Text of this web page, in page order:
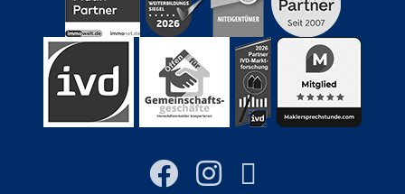
Facebook
Instagram